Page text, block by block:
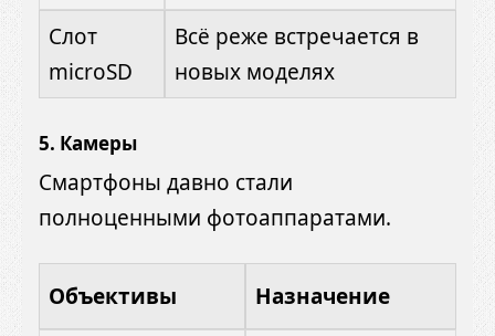
Слот
microSD
Всё реже встречается в
новых моделях
5. Камеры
Смартфоны давно стали
полноценными фотоаппаратами.
Объективы Назначение